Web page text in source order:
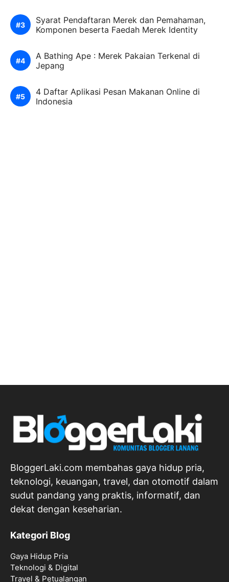
Syarat Pendaftaran Merek dan Pemahaman,
Komponen beserta Faedah Merek Identity
A Bathing Ape : Merek Pakaian Terkenal di
Jepang
4 Daftar Aplikasi Pesan Makanan Online di
Indonesia
BloggerLaki.com membahas gaya hidup pria,
teknologi, keuangan, travel, dan otomotif dalam
sudut pandang yang praktis, informatif, dan
dekat dengan keseharian.
Kategori Blog
Gaya Hidup Pria
Teknologi & Digital
Travel & Petualangan